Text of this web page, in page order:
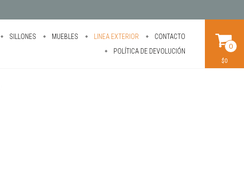
SILLONES MUEBLES LINEA EXTERIOR
CONTACTO
POLÍTICA DE DEVOLUCIÓN
0
$0